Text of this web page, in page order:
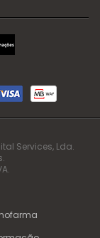
Services, Lda.